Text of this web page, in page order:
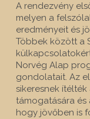
A rendezvény
melyen a
eredményeit és
Többek között a
Norvég Alap
gondolatait. Az
sikeresnek
támogatására
hogy jövőben is